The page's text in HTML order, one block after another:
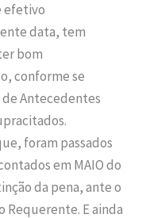
efetivo
data, tem
bom
conforme se
Antecedentes
foram passados
em MAIO do
da pena, ante o
E ainda